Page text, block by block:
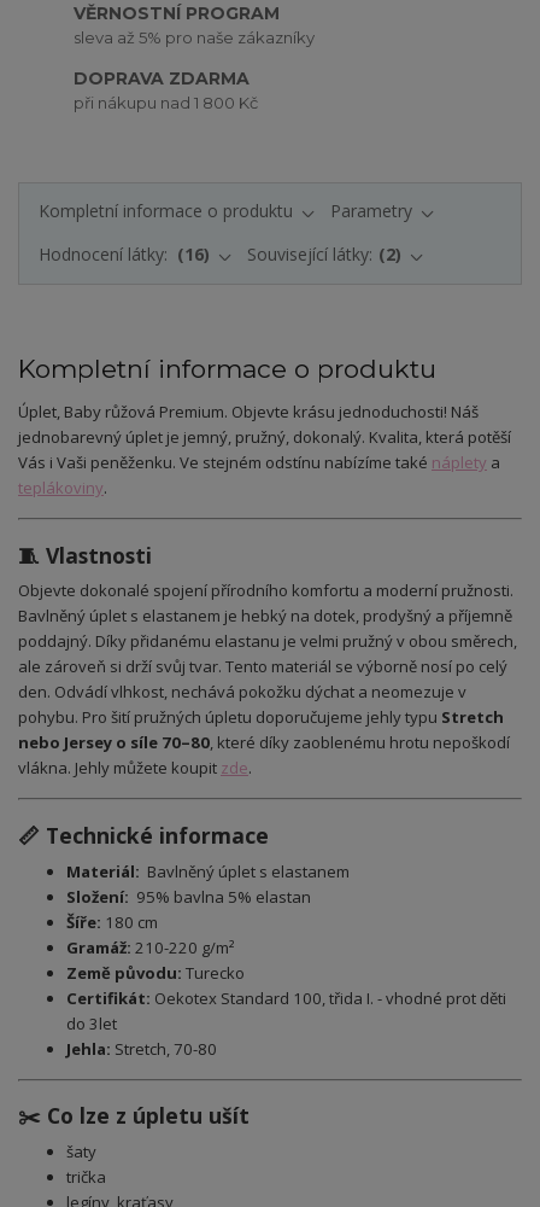
VĚRNOSTNÍ PROGRAM
sleva až 5% pro naše zákazníky
DOPRAVA ZDARMA
při nákupu nad 1 800 Kč
Kompletní informace o produktu
Parametry
Hodnocení látky:
16 Související látky: 2
Kompletní informace o produktu
Úplet, Baby růžová Premium. Objevte krásu jednoduchosti! Náš
jednobarevný úplet je jemný, pružný, dokonalý. Kvalita, která potěší
Vás i Vaši peněženku. Ve stejném odstínu nabízíme také náplety a
teplákoviny.
🧵 Vlastnosti
Objevte dokonalé spojení přírodního komfortu a moderní pružnosti.
Bavlněný úplet s elastanem je hebký na dotek, prodyšný a příjemně
poddajný. Díky přidanému elastanu je velmi pružný v obou směrech,
ale zároveň si drží svůj tvar. Tento materiál se výborně nosí po celý
den. Odvádí vlhkost, nechává pokožku dýchat a neomezuje v
pohybu. Pro šití pružných úpletu doporučujeme jehly typu Stretch
nebo Jersey o síle 70–80, které díky zaoblenému hrotu nepoškodí
vlákna. Jehly můžete koupit zde.
📏 Technické informace
Materiál: Bavlněný úplet s elastanem
Složení: 95% bavlna 5% elastan
Šíře: 180 cm
Gramáž: 210-220 g/m²
Země původu: Turecko
Certifikát: Oekotex Standard 100, třida I. - vhodné prot děti
do 3let
Jehla: Stretch, 70-80
✂️ Co lze z úpletu ušít
šaty
trička
legíny, kraťasy